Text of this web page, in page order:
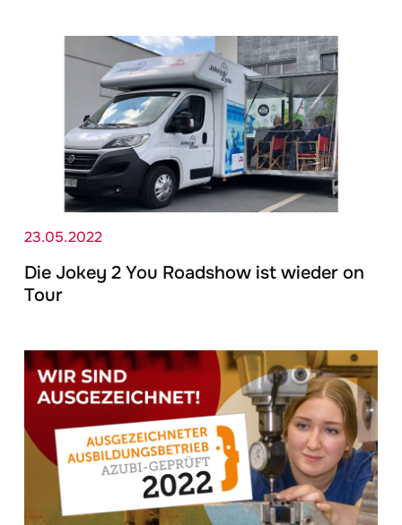
23.05.2022
Die Jokey 2 You Roadshow ist wieder on
Tour